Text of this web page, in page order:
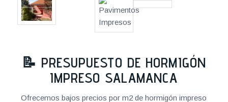
📝 PRESUPUESTO DE HORMIGÓN
IMPRESO SALAMANCA
Ofrecemos bajos precios por m2 de hormigón impreso